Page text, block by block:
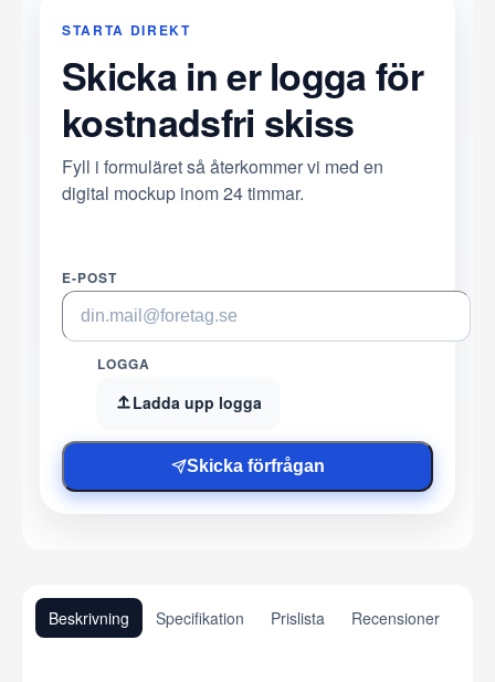
STARTA DIREKT
Skicka in er logga för
kostnadsfri skiss
Fyll i formuläret så återkommer vi med en
digital mockup inom 24 timmar.
E-POST
LOGGA
Ladda upp logga
Skicka förfrågan
Beskrivning Specifikation Prislista Recensioner